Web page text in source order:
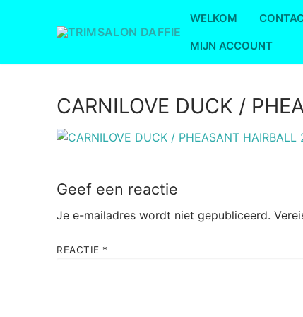
inhoud
WELKOM
MIJN ACCOUNT
CARNILOVE DUCK /
Geef een reactie
Je e-mailadres wordt niet gepubliceerd.
REACTIE *